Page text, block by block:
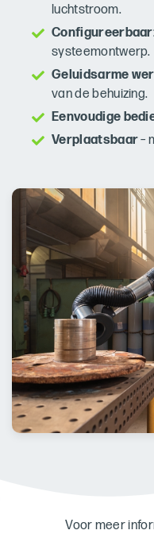
luchtstroom.
Configureerbaar
systeemontwerp.
Geluidsarme
van de behuizing.
Eenvoudige
Verplaatsbaar–
Voor meer